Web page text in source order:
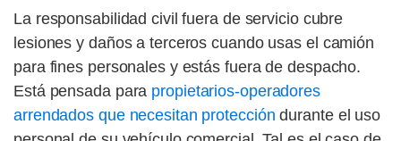
La responsabilidad civil fuera de servicio cubre
lesiones y daños a terceros cuando usas el camión
para fines personales y estás fuera de despacho.
Está pensada para propietarios-operadores
arrendados que necesitan protección durante el uso